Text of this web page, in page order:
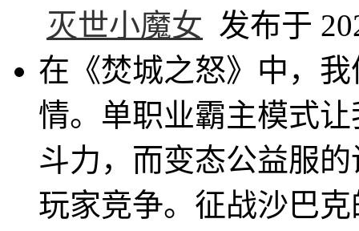
灭世小魔女 发布于
在《焚城之怒》中，
情。单职业霸主模式
斗力，而变态公益服
玩家竞争。征战沙巴